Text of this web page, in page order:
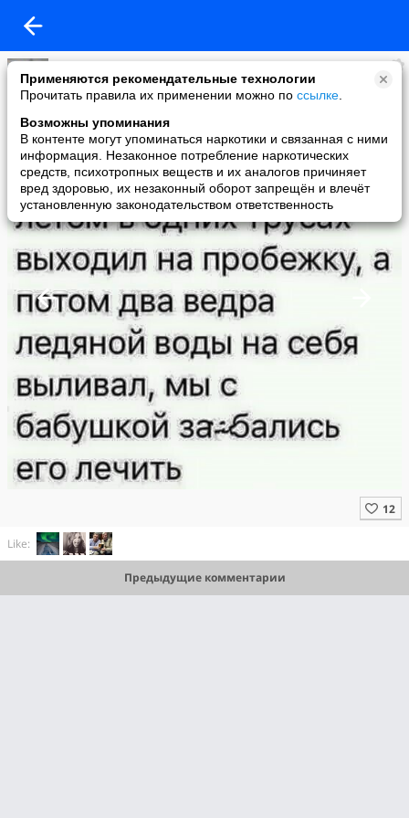
Применяются рекомендательные технологии
Прочитать правила их применении можно по ссылке
Возможны упоминания
В контенте могут упоминаться наркотики и связанная с ними
информация. Незаконное потребление наркотических
средств, психотропных веществ и их аналогов причиняет
вред здоровью, их незаконный оборот запрещён и влечёт
установленную законодательством ответственность
Группа Позитива
added a photo
22 Sep в 11:44
Like:
Предыдущие комментарии